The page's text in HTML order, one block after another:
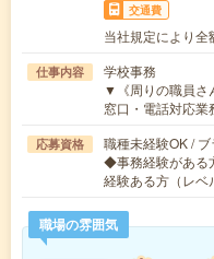
交通費
当社規定により
仕事内容
学校事務
▼《周りの職員さ
窓口・電話対応
応募資格
職種未経験OK /
◆事務経験がある
経験ある方（レ
職場の雰囲気